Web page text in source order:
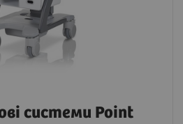
системи Point